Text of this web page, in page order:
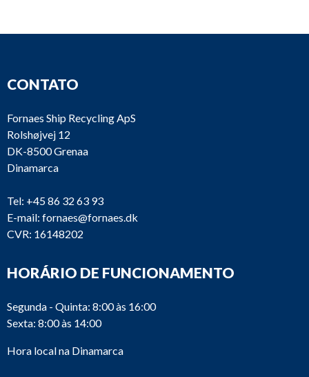
CONTATO
Fornaes Ship Recycling ApS
Rolshøjvej 12
DK-8500 Grenaa
Dinamarca
Tel: +45 86 32 63 93
E-mail: fornaes@fornaes.dk
CVR: 16148202
HORÁRIO DE FUNCIONAMENTO
Segunda - Quinta: 8:00 às 16:00
Sexta: 8:00 às 14:00
Hora local na Dinamarca